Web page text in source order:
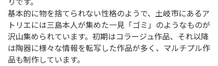
基本的に物を捨てられない性格のようで、土岐市にあるア
トリエには三島本人が集めた一見「ゴミ」のようなものが
沢山集められています。初期はコラージュ作品、それ以降
は陶器に様々な情報を転写した作品が多く、マルチプル作
品も制作しています。